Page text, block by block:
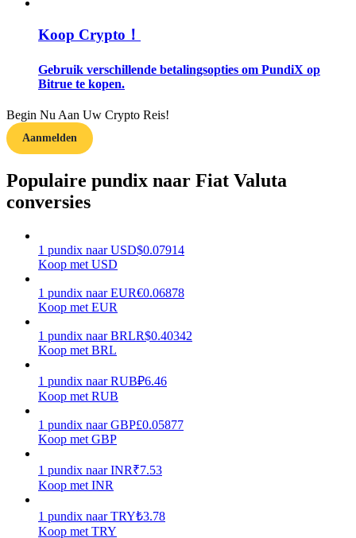
Leer hoe u winstgevend kunt blijven
Verdienen
Macht varkentje
Verdien dagelijks competitieve beloningen
Koop Crypto！
Gebruik verschillende betalingsopties om PundiX op
Bitrue te kopen.
Begin Nu Aan Uw Crypto Reis!
Aanmelden
Populaire pundix naar Fiat Valuta
conversies
1 pundix naar USD$0.07914
Koop met USD
1 pundix naar EUR€0.06878
Koop met EUR
1 pundix naar BRLR$0.40342
Koop met BRL
1 pundix naar RUB₽6.46
Koop met RUB
1 pundix naar GBP£0.05877
Koop met GBP
1 pundix naar INR₹7.53
Koop met INR
1 pundix naar TRY₺3.78
Koop met TRY